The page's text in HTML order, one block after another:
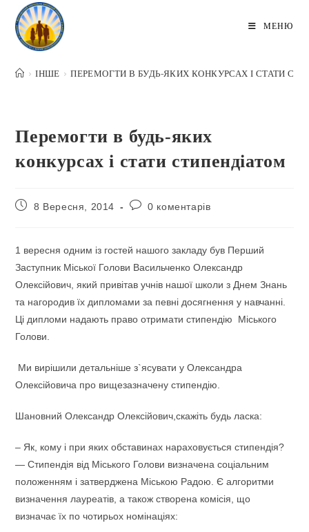
Перейти
вмісту
МЕНЮ
> ІНШЕ > ПЕРЕМОГТИ В БУДЬ-ЯКИХ КОНКУРСАХ І СТАТИ
Перемогти в будь-яких
конкурсах і стати стипендіатом
Запис8 Вересня, 2014
Коментарі
0 коментарів
1 вересня одним із гостей нашого закладу був Перший
Заступник Міської Голови Васильченко Олександр
Олексійович, який привітав учнів нашої школи з Днем Знань
та нагородив їх дипломами за певні досягнення у навчанні.
Ці дипломи надають право отримати стипендію Міського
Голови.
Ми вирішили детальніше з`ясувати у Олександра
Олексійовича про вищезазначену стипендію.
Шановний Олександр Олексійович,скажіть будь ласка:
– Як, кому і при яких обставинах нараховується стипендія?
— Стипендія від Міського Голови визначена соціальним
положенням і затверджена Міською Радою. Є алгоритми
визначення лауреатів, а також створена комісія, що
визначає їх по чотирьох номінаціях: